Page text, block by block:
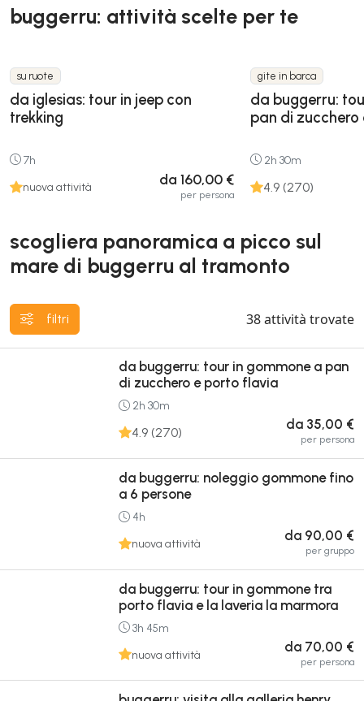
buggerru: attività scelte per te
su ruote
da iglesias: tour in jeep con
trekking
7h
nuova attività
da 160,00 €
per persona
gite in barca
da buggerru:
pan di
2h 30m
4.9 (270)
scogliera panoramica a picco sul
mare di buggerru al tramonto
filtri 38attività trovate
da buggerru: tour in gommone a pan
di zucchero e porto flavia
2h 30m
4.9 (270) da 35,00 €
per persona
da buggerru: noleggio gommone fino
a 6 persone
4h
nuova attività
da 90,00 €
per gruppo
da buggerru: tour in gommone tra
porto flavia e la laveria la marmora
3h 45m
nuova attività
da 70,00 €
per persona